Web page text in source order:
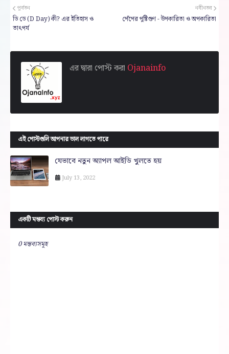
নবীনতর
পেঁপের পুষ্টিগুণ - উপকারিতা ও অপকারিতা
পূর্বতন
ডি ডে (D Day) কী? এর ইতিহাস ও
তাৎপর্য
এর দ্বারা পোস্ট করা Ojanainfo
এই পোস্টগুলি আপনার ভাল লাগতে পারে
যেভাবে নতুন অ্যাপল আইডি খুলতে হয়
July 13, 2022
একটি মন্তব্য পোস্ট করুন
0 মন্তব্যসমূহ